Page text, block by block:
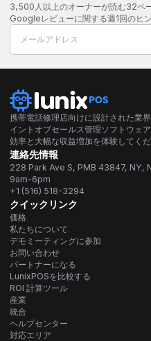
3,500人以上のオーナーが読む32ペ
Googleレビューに関する週1回のヒ
携帯電話修理店向けに設計された業
イントオブセールス管理ソフトウェ
効率と大幅な収益増加を体験してくだ
連絡先情報
228 Park Ave S, PMB 43847, NY,
9am-6pm
+1 (516) 518-3294
クイックリンク
価格
私たちについて
デモミーティングに参加
お問い合わせ
パートナーになる
LunixPOSを比較する
ROI 計算ツール
産業
統合
ヘルプセンター
対応エリア